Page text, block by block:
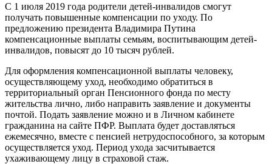
С 1 июля 2019 года родители детей-инвалидов смогут
получать повышенные компенсации по уходу. По
предложению президента Владимира Путина
компенсационные выплаты семьям, воспитывающим детей-
инвалидов, повысят до 10 тысяч рублей.
Для оформления компенсационной выплаты человеку,
осуществляющему уход, необходимо обратиться в
территориальный орган Пенсионного фонда по месту
жительства лично, либо направить заявление и документы
почтой. Подать заявление можно и в Личном кабинете
гражданина на сайте ПФР. Выплата будет доставляться
ежемесячно, вместе с пенсией нетрудоспособного, за которым
осуществляется уход. Период ухода засчитывается
ухаживающему лицу в страховой стаж.